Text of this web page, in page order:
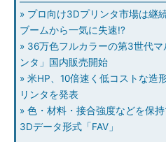
» プロ向け3Dプリンタ市場は
ブームから一気に失速!?
» 36万色フルカラーの第3世代
ンタ」国内販売開始
» 米HP、10倍速く低コストな造
リンタを発表
» 色・材料・接合強度などを保
3Dデータ形式「FAV」